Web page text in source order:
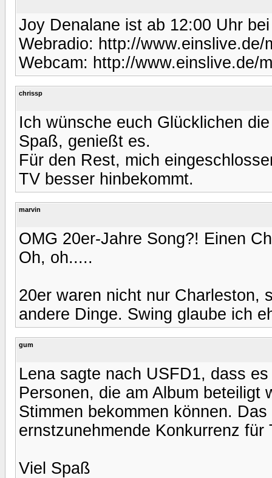
Joy Denalane ist ab 12:00 Uhr
Webradio: http://
Webcam: http://www.einslive.de/
chrissp
Ich wünsche euch Glücklichen
Spaß, genießt es.
Für den Rest, mich
TV besser hinbekommt.
marvin
OMG 20er-Jahre Song?! Einen
Oh, oh.....
20er waren nicht nur Charleston,
andere Dinge. Swing glaube ich
gum
Lena sagte nach USFD1, dass
Personen, die am Album beteiligt
Stimmen bekommen können.
ernstzunehmende Konkurrenz für
Viel Spaß